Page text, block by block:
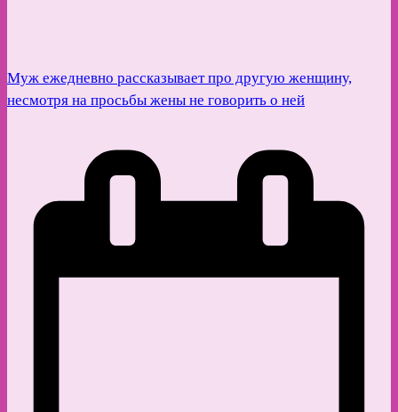
Муж ежедневно рассказывает про другую женщину,
несмотря на просьбы жены не говорить о ней